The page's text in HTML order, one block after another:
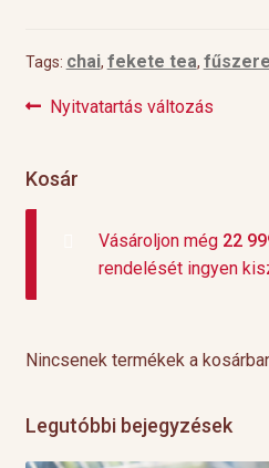
Tags: chai, fekete tea,
Bejegyzés
Previous
Nyitvatartás változás
Kosár
Vásároljon még 22
rendelését ingyen
Nincsenek termékek a
Legutóbbi bejegyzések